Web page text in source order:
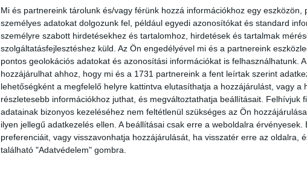
Mi és partnereink tárolunk és/vagy férünk hozzá információkhoz egy eszközön,
személyes adatokat dolgozunk fel, például egyedi azonosítókat és standard
személyre szabott hirdetésekhez és tartalomhoz, hirdetések és tartalmak
szolgáltatásfejlesztéshez küld. Az Ön engedélyével mi és a partnereink
pontos geolokációs adatokat és azonosítási információkat is felhasználhatunk.
hozzájárulhat ahhoz, hogy mi és a 1731 partnereink a fent leírtak szerint
lehetőségként a megfelelő helyre kattintva elutasíthatja a hozzájárulást, vagy a
részletesebb információkhoz juthat, és megváltoztathatja beállításait. Felhívjuk
adatainak bizonyos kezeléséhez nem feltétlenül szükséges az Ön
ilyen jellegű adatkezelés ellen. A beállításai csak erre a weboldalra
preferenciáit, vagy visszavonhatja hozzájárulását, ha visszatér erre az oldalra,
található "Adatvédelem" gombra.
mutasd mind
mutasd mind
m2